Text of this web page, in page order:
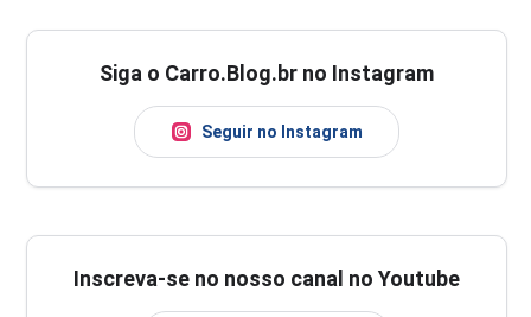
Siga o Carro.Blog.br no Instagram
Seguir no Instagram
Inscreva-se no nosso canal no Youtube